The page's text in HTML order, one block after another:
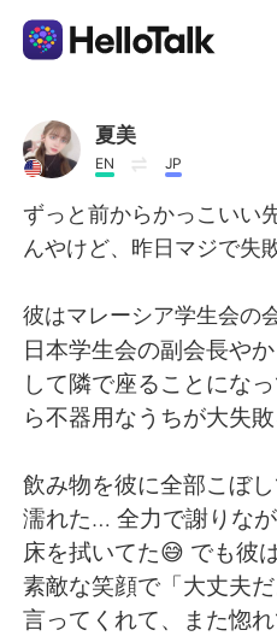
Language Exchange
AI Grammar Checker
English
简体中文 繁體
Español العربية
Français
日本語 한국
Русский ไทย
夏美
EN JP
ずっと前からかっこいい
んやけど、昨日マジで失敗
彼はマレーシア学生会の
日本学生会の副会長や
して隣で座ることにな
ら不器用なうちが大失
飲み物を彼に全部こぼ
濡れた… 全力で謝りな
床を拭いてた😅 でも彼
素敵な笑顔で「大丈夫
言ってくれて、また惚